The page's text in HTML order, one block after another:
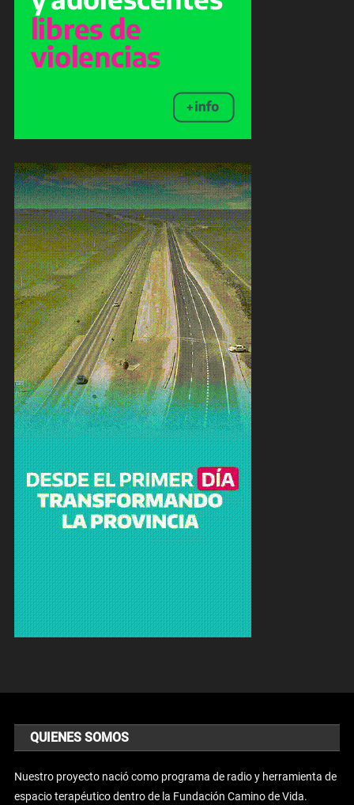
QUIENES SOMOS
Nuestro proyecto nació como programa de radio y herramienta de
espacio terapéutico dentro de la Fundación Camino de Vida.